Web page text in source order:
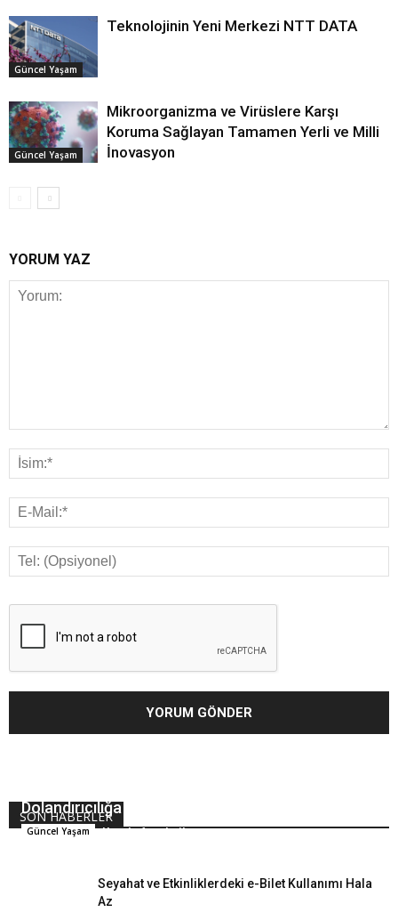
Güncel Yaşam
Teknolojinin Yeni Merkezi NTT DATA
Güncel Yaşam
Mikroorganizma ve Virüslere Karşı
Koruma Sağlayan Tamamen Yerli ve Milli
İnovasyon
YORUM YAZ
SON HABERLER
Dolandırıcılığa Karşı Blockchain
Güncel Yaşam Hande Arpalıgil
Seyahat ve Etkinliklerdeki e-Bilet Kullanımı Hala
Az